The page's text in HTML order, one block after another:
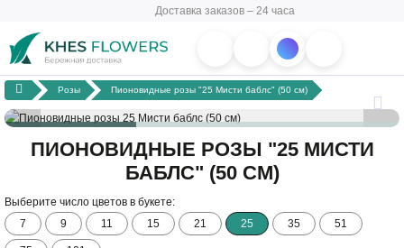
Доставка заказов – 24 часа
Розы Пионовидные розы "25 Мисти баблс" (50 см)
ПИОНОВИДНЫЕ РОЗЫ "25 МИСТИ
БАБЛС" (50 СМ)
Выберите число цветов в букете:
7
9 11 15 21 25 35 51